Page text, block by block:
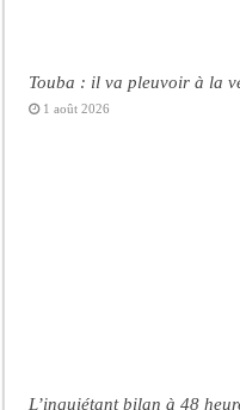
Touba : il va pleuvoir à la
1 août 2026
L’inquiétant bilan à 48